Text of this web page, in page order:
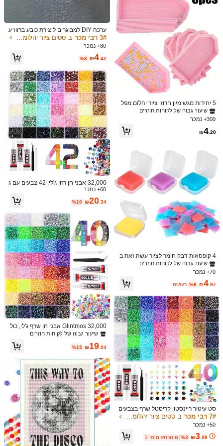
לא ניתן להחזיר או להחליף פריטים בקטגוריה זו.
תשלומים בטוחים · הגנת הפרטיות
4.60
(10)
ירכש מחדש(1) נהדר למתחילים(1) ממש קול(1) לא דביק(1)
צבע: ריבוי צבעים / מידה: 30*30
Wow
🤩
עוזר(0)
צבע: ריבוי צבעים / מידה: 30*30
綺麗なデザインで即購入しました♪♪！淡い色合いなのでどこま
で見本通りに出来るかわからないけれど、楽しみにしています。
עוזר(0)
せ***な
とても綺麗で最高です(o^^o)
עוזר(0)
k***r צבע: ריבוי צבעים / מידה: 30*30
かわいい。早く完成させよう
עוזר(0)
פרטי המוצר
חומר: PMMA
הצג עוד
LXlucky
4.87 1.1K עוקבים
4.87 1.1K עוקבים
r***aגולשת
4.87
1.1K עוקבים
4.87 1.1K עוקבים
עוקב
שיעור החזרה נמוך שיעור גבוה של לקוחות חוזרים הוקמה לפני
יפה (500+) איכות טובה (400+) אהבה (400+) ממש מתוק (400+)
אתה עשוי גם לאהוב
ור יהלומים DIY, מתנה ייחודית
5 יחידות מגש מיון חרוזי ציור יהלום מפל
סטיק רב צבעים, קופסת אחסון תכשיטים
ליצירת אומנות עם עיצוב קל למזיגה, ציוד
שיעור גבוה של לקוחות חוזרים
300+ נמכר
₪4.20
4 קופסאות דבק חימר לציור עשה זאת ב
עצמך, שעווה לציור יהלום צבעוני עם קופ
סת אחסון עבור אביזרי רקמה לציור יהלו
שיעור גבוה של לקוחות חוזרים
70+ נמכר
₪4.97
%8 משוער
סט עיטור ריינסטון קריסטל שרף בצבעים
מעורבים 3 מ"מ, כולל פינצטה ודבק B70
00, מתאים לבגדים, כוסות, נעליים, בד,
ציוד ליצירה, עיטור לציור יהלומים ועוד DI
7# רבי מכר ב סטים ציור יהלומים ואביזרים DIY
50+ נמכר
₪3.98
%3 3 ימים אחרונים
ערכה DIY למבוגרים ליצירת כובע ברווז ע
ם כלי יהלום, תושבת לרכב, קישוטים, עבו
דות יד רב-צבעיות מהנות, עטי דבק, עיטו
3# רבי מכר ב סטים ציור יהלומים ואביזרים DIY
80+ נמכר
₪4.42
%8
32,000 אבני חן רזון ג'לי, 42 צבעים עם ג
ב שטוח, כולל פינצטה ועט איסוף, סט רב
-צבעים מבריק, מגיע עם 3 דבקי תכשיטי
ם B7000, מתאים לתכשיטים, קישוט בג
נות מותאמות אישית
60+ נמכר
₪20.34
%10
Glintmos 32,000 אבני חן שרף ג'לי, כול
ל פינצטה, 15/24/28/40/42 צבעים, עם
בעוני, כולל 3 בקבוקים של 10 מ"ל דבק ת
ת יד, נעליים, ספרים, בדים, ציוד עבודות י
ד DIY, אמנות יהלומים
שיעור גבוה של לקוחות חוזרים
₪19.04
%15